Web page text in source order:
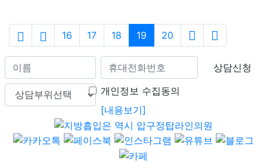
16 17 18 19 20
개인정보 수집동의
[내용보기]
상담신청